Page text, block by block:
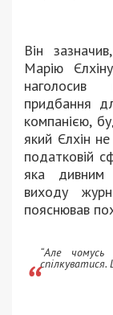
Він
Марію
наголосив
придбання
компанією,
який Єлхін
податковій
яка дивним
виходу
пояснював
“Але
спілкуватися.